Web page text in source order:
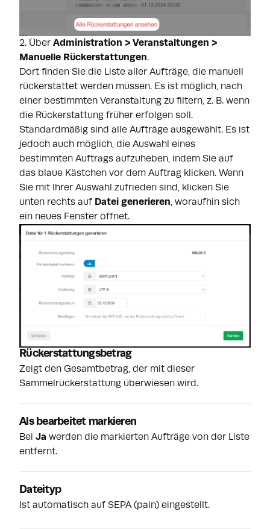
2. Über Administration > Veranstaltungen >
Manuelle Rückerstattungen.
Dort finden Sie die Liste aller Aufträge, die manuell
rückerstattet werden müssen. Es ist möglich, nach
einer bestimmten Veranstaltung zu filtern, z. B. wenn
die Rückerstattung früher erfolgen soll.
Standardmäßig sind alle Aufträge ausgewählt. Es ist
jedoch auch möglich, die Auswahl eines
bestimmten Auftrags aufzuheben, indem Sie auf
das blaue Kästchen vor dem Auftrag klicken. Wenn
Sie mit Ihrer Auswahl zufrieden sind, klicken Sie
unten rechts auf Datei generieren, woraufhin sich
ein neues Fenster öffnet.
Rückerstattungsbetrag
Zeigt den Gesamtbetrag, der mit dieser
Sammelrückerstattung überwiesen wird.
Als bearbeitet markieren
Bei Ja werden die markierten Aufträge von der Liste
entfernt.
Dateityp
Ist automatisch auf SEPA (pain) eingestellt.